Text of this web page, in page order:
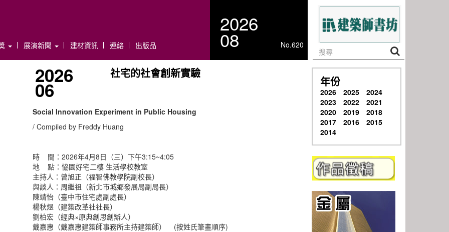
展演新聞 建材資訊 連絡 出版品
2026
08 No.620
2026
06
社宅的社會創新實驗
Social Innovation Experiment in Public Housing
/ Compiled by Freddy Huang
時 間：2026年4月8日（三）下午3:15~4:05
地 點：恊園好宅二樓 生活學校教室
主持人：曾旭正（福智佛教學院副校長）
與談人：周繼祖（新北市城鄉發展局副局長）
陳靖怡（臺中市住宅處副處長）
楊秋煜（建築改革社社長）
劉柏宏（經典×原典創思創辦人）
戴嘉惠（戴嘉惠建築師事務所主持建築師） (按姓氏筆畫順序)
年份
2026 2025
2024
2023
2022
2021
2020
2019
2018
2017
2016
2015
2014